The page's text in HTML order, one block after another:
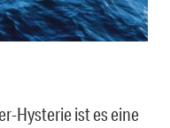
Hysterie ist es eine